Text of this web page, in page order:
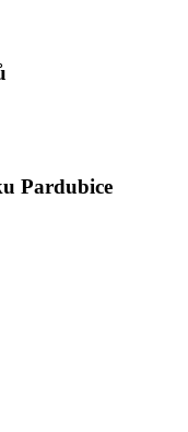
Pardubice